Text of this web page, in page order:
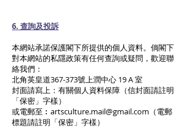
6. 查詢及投訴
本網站承諾保護閣下所提供的個人資料。倘閣下
對本網站的私隱政策有任何查詢或疑問，歡迎聯
絡我們：
北角英皇道367-373號上潤中心 19 A 室
封面請寫上：有關個人資料保障（信封面請註明
「保密」字樣）
或電郵至︰ artsculture.mail@gmail.com （電郵
標題請註明「保密」字樣）